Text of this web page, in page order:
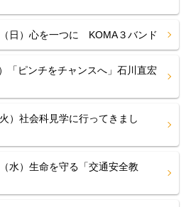
日）心を一つに KOMA３バンド
ピンチをチャンスへ」石川直宏
）社会科見学に行ってきまし
水）生命を守る「交通安全教